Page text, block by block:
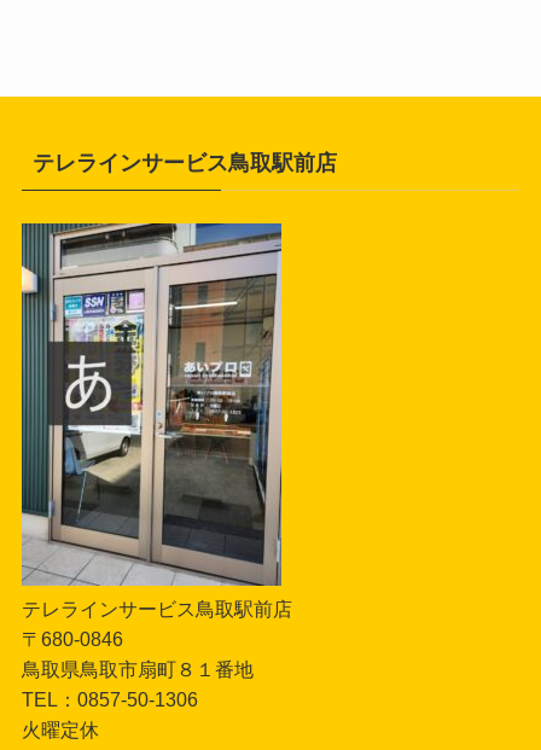
テレラインサービス鳥取駅前店
テレラインサービス鳥取駅前店
〒680-0846
鳥取県鳥取市扇町８１番地
TEL：0857-50-1306
火曜定休